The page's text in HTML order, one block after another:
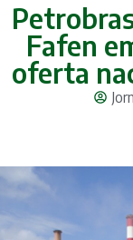
Fafen
oferta